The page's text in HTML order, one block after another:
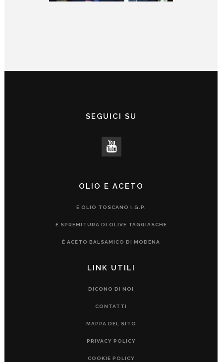
SEGUICI SU
OLIO E ACETO
É OLIO TOSCANO I.G.P.
É SPREMITURA DI OLIVE TAGGIASCHE
É ACETO BALSAMICO DI MODENA
LINK UTILI
DICONO DI NOI
CONTATTI
MAPPA DEL SITO
PRIVACY POLICY
COOKIE POLICY